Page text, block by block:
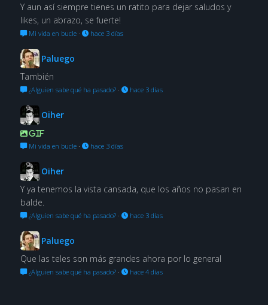
Y aun así siempre tienes un ratito para dejar saludos y
likes, un abrazo, se fuerte!
Mi vida en bucle· hace 3 días
Paluego
También
¿Alguien sabe qué ha pasado?· hace 3 días
Oiher
GIF
Mi vida en bucle· hace 3 días
Oiher
Y ya tenemos la vista cansada, que los años no pasan en
balde.
¿Alguien sabe qué ha pasado?· hace 3 días
Paluego
Que las teles son más grandes ahora por lo general
¿Alguien sabe qué ha pasado?· hace 4 días